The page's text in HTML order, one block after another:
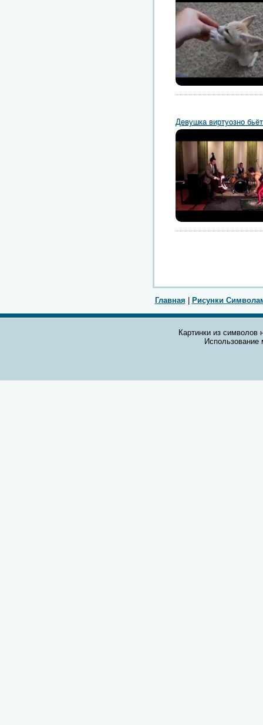
Девушка виртуозно
Главная Рисунки
Картинки из символов
Использование